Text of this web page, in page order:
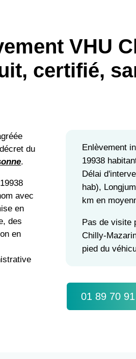
VHU
certifié,
du
.
avec
en
des
en
Enlèvement
19938
Délai
hab),
km en
Pas de visite
Chilly-
pied du
01 89 70